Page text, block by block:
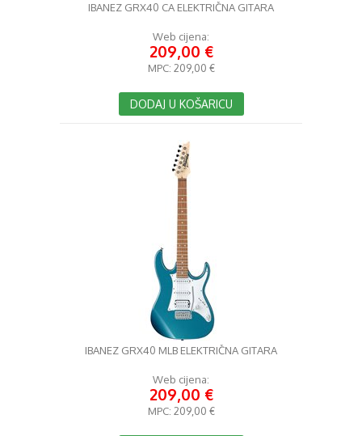
IBANEZ GRX40 CA ELEKTRIČNA GITARA
Web cijena:
209,00 €
MPC: 209,00 €
DODAJ U KOŠARICU
IBANEZ GRX40 MLB ELEKTRIČNA GITARA
Web cijena:
209,00 €
MPC: 209,00 €